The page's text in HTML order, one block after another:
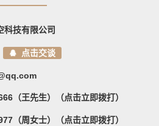
科技有限公司
点击交谈
（王先生）（点击立即拨打）
（周女士）（点击立即拨打）